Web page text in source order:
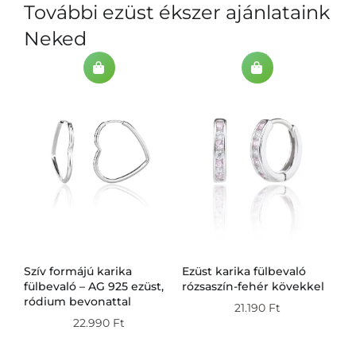
További ezüst ékszer ajánlataink
Neked
Szív formájú karika
fülbevaló – AG 925 ezüst,
ródium bevonattal
22.990 Ft
Ezüst karika fülbevaló
rózsaszín-fehér kövekkel
21.190 Ft